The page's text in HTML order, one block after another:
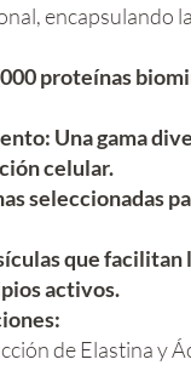
encapsulando
proteínas
Una gama
celular.
seleccionadas
que
activos.
de Elastina y